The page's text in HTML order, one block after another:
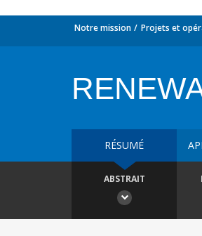
Notre mission Projets et
RÉSUMÉ
ABSTRAIT